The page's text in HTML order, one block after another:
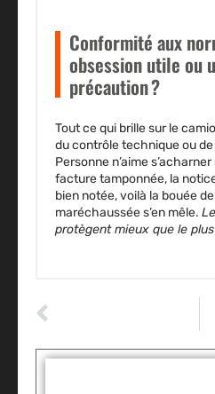
Conformité aux
obsession utile ou
précaution ?
Tout ce qui brille sur le
du contrôle technique ou
Personne n’aime
facture tamponnée, la
bien notée, voilà la bouée
maréchaussée s’en mêle.
protègent mieux que le